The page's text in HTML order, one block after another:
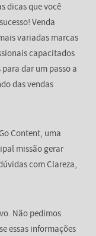
dicas que você
Venda
variadas marcas
capacitados
dar um passo a
das vendas
Content, uma
missão gerar
com Clareza,
Não pedimos
essas informações